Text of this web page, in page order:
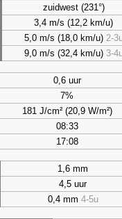
zuidwest (231°)
3,4 m/s (12,2 km/u)
5,0 m/s (18,0 km/u) 2-
9,0 m/s (32,4 km/u) 3-
0,6 uur
7%
181 J/cm² (20,9 W/m²)
08:33
17:08
1,6 mm
4,5 uur
0,4 mm 4-5u